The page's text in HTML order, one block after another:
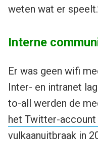
weten wat er
Interne
Er was geen wifi
Inter- en intranet
to-all werden de
het Twitter-account
vulkaanuitbraak in